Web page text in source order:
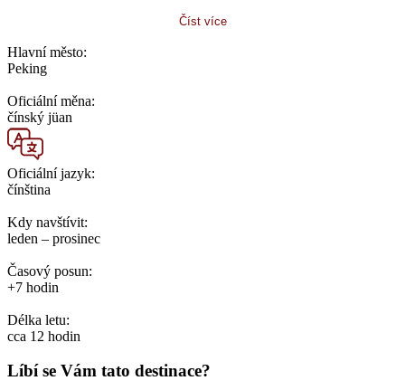
Číst více
Hlavní město:
Peking
Oficiální měna:
čínský jüan
Oficiální jazyk:
čínština
Kdy navštívit:
leden – prosinec
Časový posun:
+7 hodin
Délka letu:
cca 12 hodin
Líbí se Vám tato destinace?